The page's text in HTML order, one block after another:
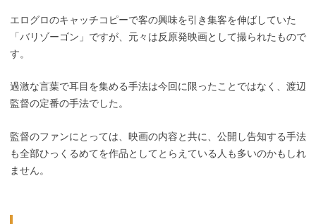
エログロのキャッチコピーで客の興味を引き集客を伸ばしていた
「バリゾーゴン」ですが、元々は反原発映画として撮られたもので
す。
過激な言葉で耳目を集める手法は今回に限ったことではなく、渡辺
監督の定番の手法でした。
監督のファンにとっては、映画の内容と共に、公開し告知する手法
も全部ひっくるめてを作品としてとらえている人も多いのかもしれ
ません。